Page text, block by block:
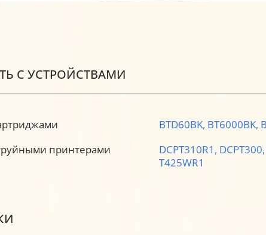
С УСТРОЙСТВАМИ
BTD60BK, BT6000BK,
принтерами
DCPT310R1, DCPT300,
T425WR1